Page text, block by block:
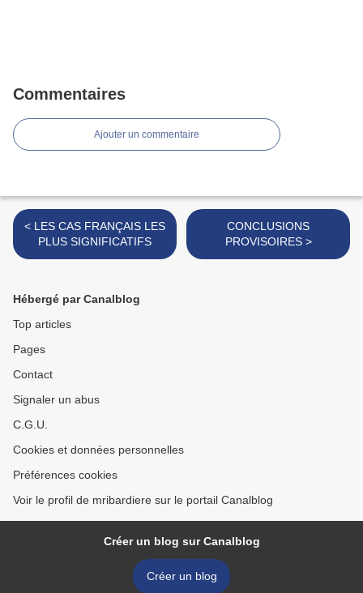
Commentaires
Ajouter un commentaire
< LES CAS FRANÇAIS LES
PLUS SIGNIFICATIFS
CONCLUSIONS
PROVISOIRES >
Hébergé par Canalblog
Top articles
Pages
Contact
Signaler un abus
C.G.U.
Cookies et données personnelles
Préférences cookies
Voir le profil de mribardiere sur le portail Canalblog
Créer un blog sur Canalblog
Créer un blog